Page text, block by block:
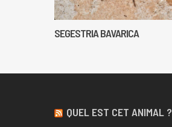
SEGESTRIA BAVARICA
QUEL EST CET ANIMAL ?